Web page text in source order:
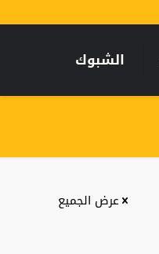
الشبوك
عرض الجميع